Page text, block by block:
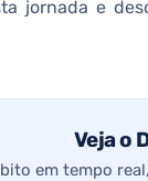
jornada e
Veja o
em tempo